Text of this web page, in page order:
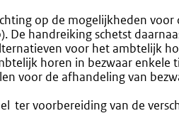
op de mogelijkheden voor
De handreiking schetst
voor het ambtelijk
horen in bezwaar enkele
voor de afhandeling van
ter voorbereiding van de